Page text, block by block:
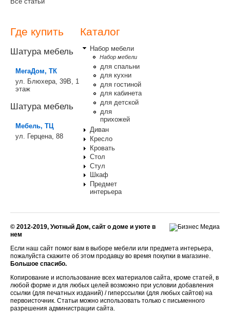
Где купить
Шатура мебель
МегаДом, ТК
ул. Блюхера, 39В, 1
этаж
Шатура мебель
Мебель, ТЦ
ул. Герцена, 88
Каталог
Набор мебели
Набор мебели
для спальни
для кухни
для гостиной
для кабинета
для детской
для
прихожей
Диван
Кресло
Кровать
Стол
Стул
Шкаф
Предмет
интерьера
© 2012-2019, Уютный Дом, сайт о доме и уюте в
нем
Если наш сайт помог вам в выборе мебели или предмета интерьера,
пожалуйста скажите об этом продавцу во время покупки в магазине.
Большое спасибо.
Копирование и использование всех материалов сайта, кроме статей, в
любой форме и для любых целей возможно при условии добавления
ссылки (для печатных изданий) / гиперссылки (для любых сайтов) на
первоисточник. Статьи можно использовать только с письменного
разрешения администрации сайта.